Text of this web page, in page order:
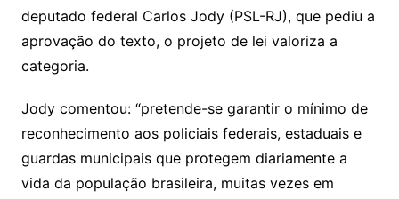
deputado federal Carlos Jody (PSL-RJ), que pediu a
aprovação do texto, o projeto de lei valoriza a
categoria.
Jody comentou: “pretende-se garantir o mínimo de
reconhecimento aos policiais federais, estaduais e
guardas municipais que protegem diariamente a
vida da população brasileira, muitas vezes em